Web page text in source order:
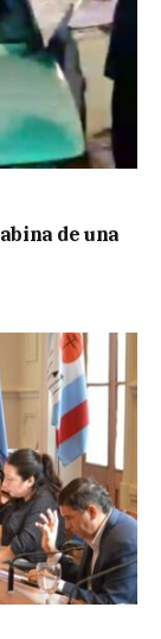
de una